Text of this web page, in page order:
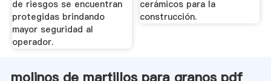
de riesgos se encuentran
protegidas brindando
mayor seguridad al
operador.
cerámicos para la
construcción.
molinos de martillos para granos pdf